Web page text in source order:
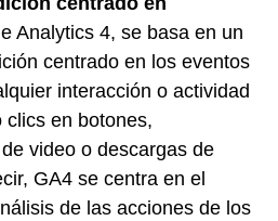
Analytics 4, se basa en un
centrado en los eventos
interacción o actividad
clics en botones,
video o descargas de
GA4 se centra en el
de las acciones de los